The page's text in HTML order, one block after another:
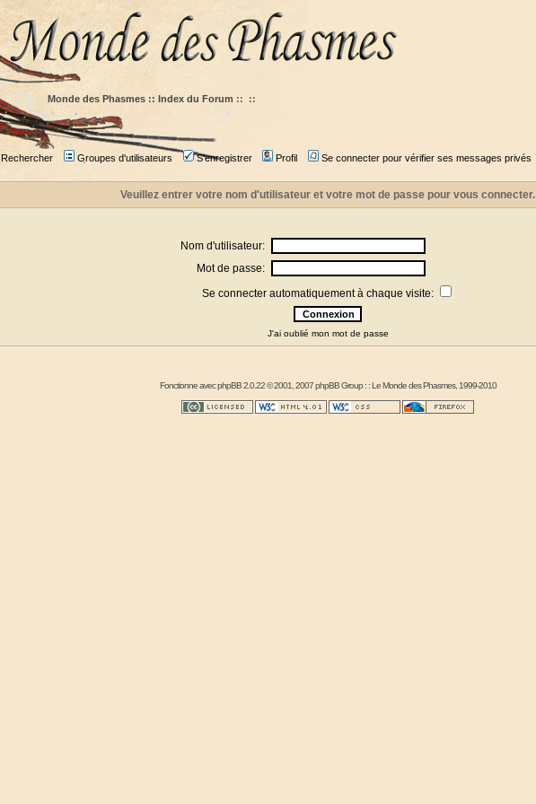
Monde des Phasmes :: Index du Forum :: ::
Rechercher Groupes d'utilisateurs S'enregistrer Profil Se connecter pour vérifier ses messages privés
Veuillez entrer votre nom d'utilisateur et votre mot de passe pour vous connecter.
Nom d'utilisateur:
Mot de passe:
Se connecter automatiquement à chaque visite:
J'ai oublié mon mot de passe
Fonctionne avecphpBB2.0.22 © 2001, 2007 phpBB Group : :Le Monde des Phasmes, 1999-2010